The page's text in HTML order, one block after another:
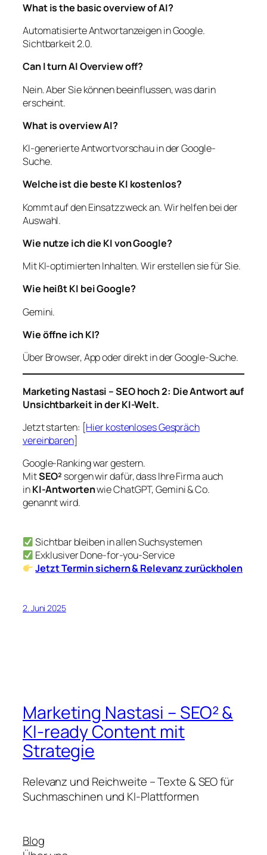
What is the basic overview of AI?
Automatisierte Antwortanzeigen in Google.
Sichtbarkeit 2.0.
Can I turn AI Overview off?
Nein. Aber Sie können beeinflussen, was darin
erscheint.
What is overview AI?
KI-generierte Antwortvorschau in der Google-
Suche.
Welche ist die beste KI kostenlos?
Kommt auf den Einsatzzweck an. Wir helfen bei der
Auswahl.
Wie nutze ich die KI von Google?
Mit KI-optimierten Inhalten. Wir erstellen sie für Sie.
Wie heißt KI bei Google?
Gemini.
Wie öffne ich KI?
Über Browser, App oder direkt in der Google-Suche.
Marketing Nastasi – SEO hoch 2: Die Antwort auf
Unsichtbarkeit in der KI-Welt.
Jetzt starten: [Hier kostenloses Gespräch
vereinbaren]
Google-Ranking war gestern.
MitSEO² sorgen wir dafür, dass Ihre Firma auch
inKI-Antwortenwie ChatGPT, Gemini & Co.
genannt wird.
Sichtbar bleiben in allen Suchsystemen
Exklusiver Done-for-you-Service
Jetzt Termin sichern & Relevanz zurückholen
2. Juni 2025
Marketing Nastasi – SEO² &
KI-ready Content mit
Strategie
Relevanz und Reichweite – Texte & SEO für
Suchmaschinen und KI-Plattformen
Blog